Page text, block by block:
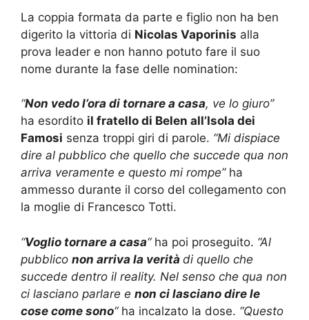
La coppia formata da parte e figlio non ha ben
digerito la vittoria di Nicolas Vaporinis alla
prova leader e non hanno potuto fare il suo
nome durante la fase delle nomination:
“Non vedo l’ora di tornare a casa, ve lo giuro”
ha esordito il fratello di Belen all’Isola dei
Famosi senza troppi giri di parole. “Mi dispiace
dire al pubblico che quello che succede qua non
arriva veramente e questo mi rompe”ha
ammesso durante il corso del collegamento con
la moglie di Francesco Totti.
“Voglio tornare a casa“ha poi proseguito. “Al
pubblico non arriva la verità di quello che
succede dentro il reality. Nel senso che qua non
ci lasciano parlare e non ci lasciano dire le
cose come sono“ha incalzato la dose. “Questo